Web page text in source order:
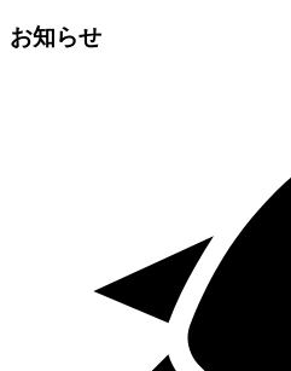
お知らせ